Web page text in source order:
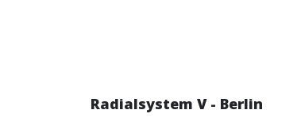
Radialsystem V - Berlin